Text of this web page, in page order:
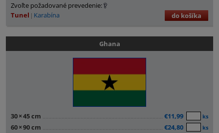
Zvoľte požadované prevedenie:
Tunel
Karabína do košíka
Ghana
30×45 cm €11,99 ks
60×90 cm €24,80 ks